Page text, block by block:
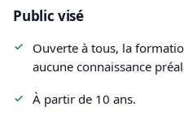
Public visé
Ouverte à tous, la
aucune connaissance
À partir de 10 ans.